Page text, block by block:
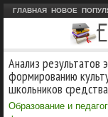
ГЛАВНАЯ НОВОЕ
Анализ результатов
формированию
школьников
Образование и